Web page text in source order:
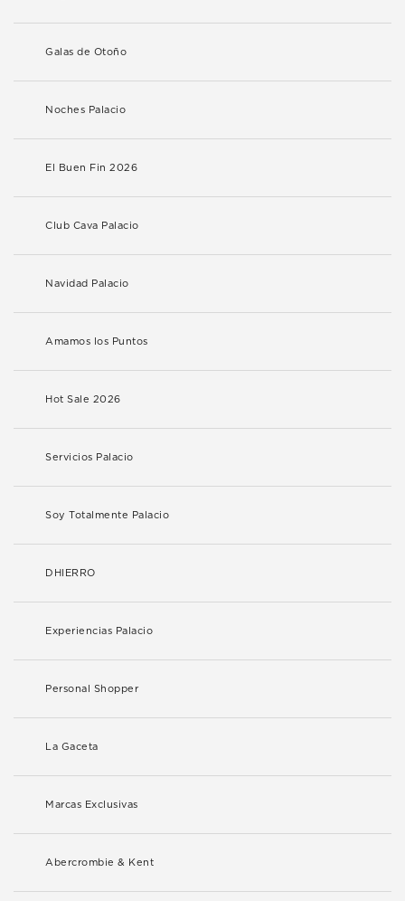
Galas de Otoño
Noches Palacio
El Buen Fin 2026
Club Cava Palacio
Navidad Palacio
Amamos los Puntos
Hot Sale 2026
Servicios Palacio
Soy Totalmente Palacio
DHIERRO
Experiencias Palacio
Personal Shopper
La Gaceta
Marcas Exclusivas
Abercrombie & Kent